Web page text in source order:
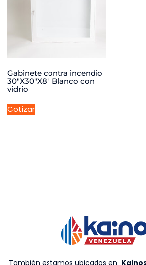
Gabinete contra incendio
30″X30″X8″ Blanco con
vidrio
Cotizar
También estamos ubicados en